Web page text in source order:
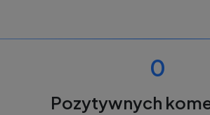
0
Pozytywnych